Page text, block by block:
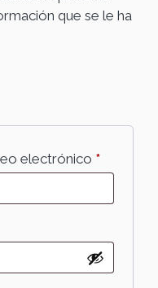
que se le ha
electrónico *